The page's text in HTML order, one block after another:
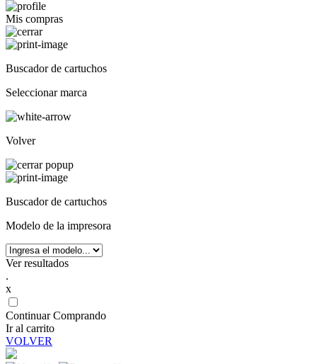
Mis compras
Buscador de cartuchos
Seleccionar marca
Volver
Buscador de cartuchos
Modelo de la impresora
Ver resultados
.
x
Continuar Comprando
Ir al carrito
VOLVER